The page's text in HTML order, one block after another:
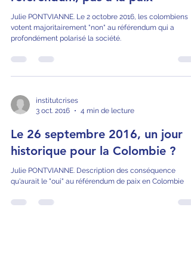
Julie PONTVIANNE. Le 2 octobre 2016, les colombiens
votent majoritairement "non" au référendum qui a
profondément polarisé la société.
institutcrises
3 oct. 2016
4 min de lecture
Le 26 septembre 2016, un jour
historique pour la Colombie ?
Julie PONTVIANNE. Description des conséquence
qu'aurait le "oui" au référendum de paix en Colombie